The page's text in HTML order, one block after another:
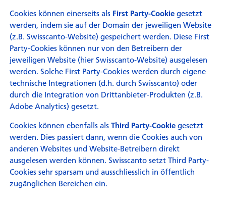
Cookies können einerseits als First Party-Cookiegesetzt
werden, indem sie auf der Domain der jeweiligen Website
(z.B. Swisscanto-Website) gespeichert werden. Diese First
Party-Cookies können nur von den Betreibern der
jeweiligen Website (hier Swisscanto-Website) ausgelesen
werden. Solche First Party-Cookies werden durch eigene
technische Integrationen (d.h. durch Swisscanto) oder
durch die Integration von Drittanbieter-Produkten (z.B.
Adobe Analytics) gesetzt.
Cookies können ebenfalls als Third Party-Cookiegesetzt
werden. Dies passiert dann, wenn die Cookies auch von
anderen Websites und Website-Betreibern direkt
ausgelesen werden können. Swisscanto setzt Third Party-
Cookies sehr sparsam und ausschliesslich in öffentlich
zugänglichen Bereichen ein.